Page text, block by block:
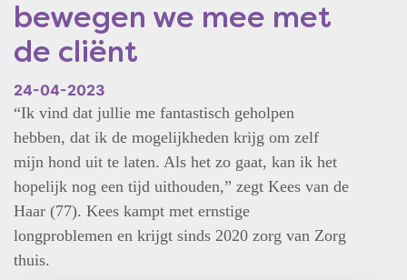
bewegen we mee met
de cliënt
24-04-2023
“Ik vind dat jullie me fantastisch geholpen
hebben, dat ik de mogelijkheden krijg om zelf
mijn hond uit te laten. Als het zo gaat, kan ik het
hopelijk nog een tijd uithouden,” zegt Kees van de
Haar (77). Kees kampt met ernstige
longproblemen en krijgt sinds 2020 zorg van Zorg
thuis.